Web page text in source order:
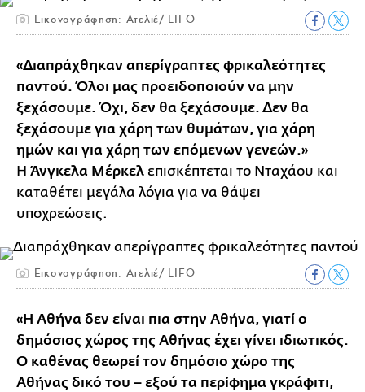
Εικονογράφηση: Ατελιέ/ LIFO
«Διαπράχθηκαν απερίγραπτες φρικαλεότητες
παντού. Όλοι μας προειδοποιούν να μην
ξεχάσουμε. Όχι, δεν θα ξεχάσουμε. Δεν θα
ξεχάσουμε για χάρη των θυμάτων, για χάρη
ημών και για χάρη των επόμενων γενεών.»
Η Άνγκελα Μέρκελ επισκέπτεται το Νταχάου και
καταθέτει μεγάλα λόγια για να θάψει
υποχρεώσεις.
Εικονογράφηση: Ατελιέ/ LIFO
«Η Αθήνα δεν είναι πια στην Αθήνα, γιατί ο
δημόσιος χώρος της Αθήνας έχει γίνει ιδιωτικός.
Ο καθένας θεωρεί τον δημόσιο χώρο της
Αθήνας δικό του – εξού τα περίφημα γκράφιτι,